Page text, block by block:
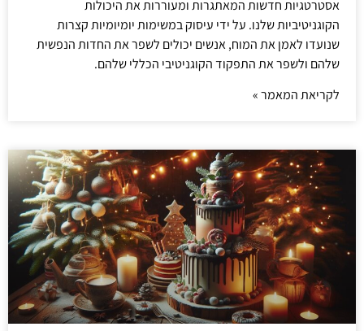
אסטרטגיות חדשות המאתגרות ומעוררות את היכולות
הקוגניטיביות שלנו. על ידי עיסוק במשימות יומיומיות קצרות
שנועדו לאמן את המוח, אנשים יכולים לשפר את החדות הנפשית
שלהם ולשפר את התפקוד הקוגניטיבי הכללי שלהם.
לקריאת המאמר »